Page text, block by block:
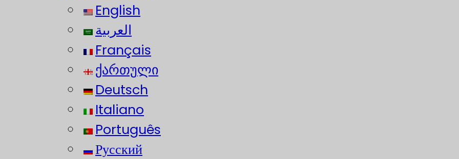
English
العربية
Français
ქართული
Deutsch
Italiano
Português
Русский